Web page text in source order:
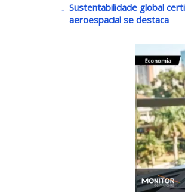
Sustentabilidade global
aeroespacial se destaca